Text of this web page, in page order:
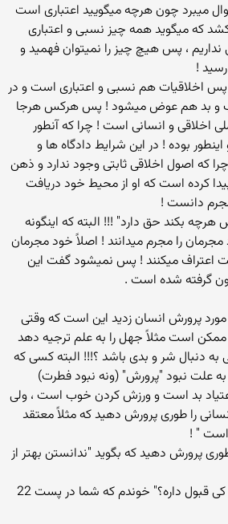
میبرد چون هرچه میگویید اعتباری است
که میگوید همه چیز نسبی و اعتباری
، پس هیچ چیز را نمیتوان فهمید و
!
پس اخلاقیات هم نسبی و اعتباری است و در
و بد هم عوض میشود ! پس هرکس هرجا
اخلاقی و انسانی است ! چرا که آنطور
بوده ! در این شرایط دادگاه ها و
که اصول اخلاقی ثابتی وجود ندارد و ذهن
کرده است که او از محیط خود دریافت
دانست !
هرچه بکند حق دارد" !!! البته که اینگونه
را مجرم میدانند ! اصلاً خود مجرمان
اعتراف میکنند ! پس نمیشود گفت این
گرفته شده است .
مورد پرورش انسان زدید این است که وقتی
است مثلاً جهل را به علم ترجیه دهد
به دنبال شر و بدی باشد ؟!!! البته کسی که
علت نبود "پرورش" (ونه نبود فطرت)
بد است و ورزش کردن خوب است ، ولی
را طوری پرورش دهید که مثلاً معتقد
" !
پرورش دهید که بگوید "ندانستن بهتر از
من تو تاپیک "این حرف رو کی قبول داره؟" خوندم که شما در پست 22